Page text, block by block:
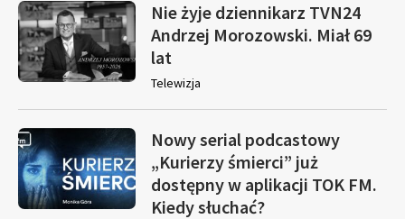
Nie żyje dziennikarz TVN24
Andrzej Morozowski. Miał 69
lat
Telewizja
Nowy serial podcastowy
„Kurierzy śmierci” już
dostępny w aplikacji TOK FM.
Kiedy słuchać?